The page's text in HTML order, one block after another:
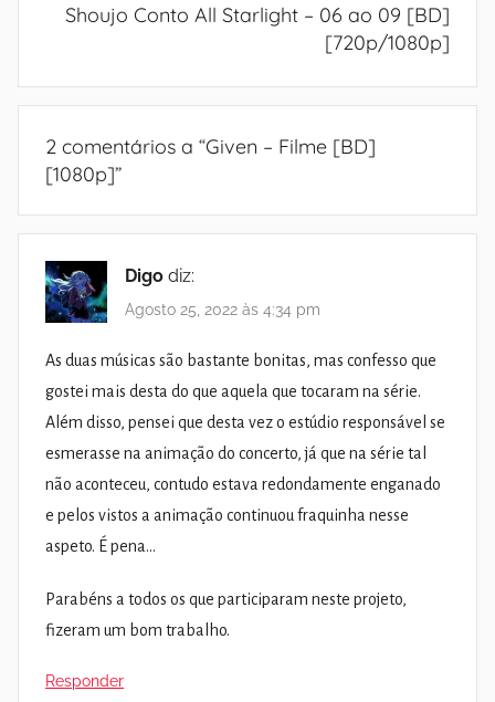
Shoujo Conto All Starlight – 06 ao 09 [BD]
[720p/1080p]
2 comentários a “Given – Filme [BD]
[1080p]”
Digo diz:
Agosto 25, 2022 às 4:34 pm
As duas músicas são bastante bonitas, mas confesso que
gostei mais desta do que aquela que tocaram na série.
Além disso, pensei que desta vez o estúdio responsável se
esmerasse na animação do concerto, já que na série tal
não aconteceu, contudo estava redondamente enganado
e pelos vistos a animação continuou fraquinha nesse
aspeto. É pena…
Parabéns a todos os que participaram neste projeto,
fizeram um bom trabalho.
Responder